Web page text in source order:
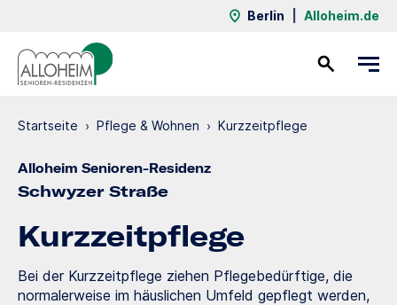
Berlin Alloheim.de
Startseite › Pflege & Wohnen › Kurzzeit­pflege
Alloheim Senioren-Residenz
Schwyzer Straße
Kurzzeit­pflege
Bei der Kurzzeitpflege ziehen Pflegebedürftige, die
normalerweise im häuslichen Umfeld gepflegt werden,